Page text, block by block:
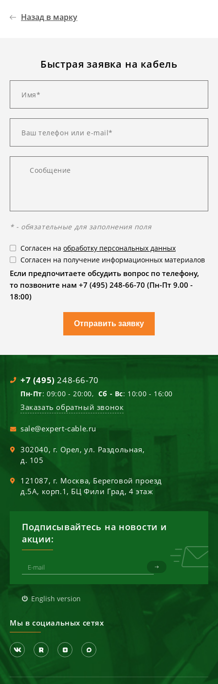
Назад в марку
Быстрая заявка на кабель
* - обязательные для заполнения поля
Согласен на обработку персональных данных
Согласен на получение информационных материалов
Если предпочитаете обсудить вопрос по телефону,
то позвоните нам +7 (495) 248-66-70 (Пн-Пт 9.00 -
18:00)
Отправить заявку
+7 (495) 248-66-70
Пн-Пт: 09:00 - 20:00, Сб - Вс: 10:00 - 16:00
Заказать обратный звонок
sale@expert-cable.ru
302040, г. Орел,ул. Раздольная,
д. 105
121087, г. Москва, Береговой проезд
д.5А, корп.1, БЦ Фили Град, 4 этаж
Подписывайтесь на новости и
акции:
English version
Мы в социальных сетях